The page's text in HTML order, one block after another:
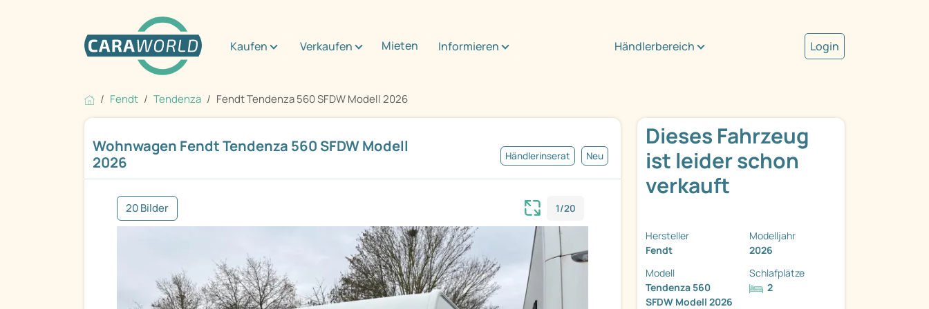
Kaufen Verkaufen Mieten Informieren Händlerbereich Login
Fendt Tendenza Fendt Tendenza 560 SFDW Modell 2026
Wohnwagen Fendt Tendenza 560 SFDW Modell
2026
Händlerinserat Neu
20 Bilder 1/20
Dieses Fahrzeug
ist leider schon
verkauft
Hersteller
Fendt
Modelljahr
2026
Modell
Tendenza 560
SFDW Modell 2026
Schlafplätze
2